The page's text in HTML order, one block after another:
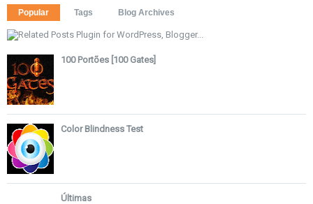
Popular Tags Blog Archives
100 Portões [100 Gates]
Color Blindness Test
Últimas